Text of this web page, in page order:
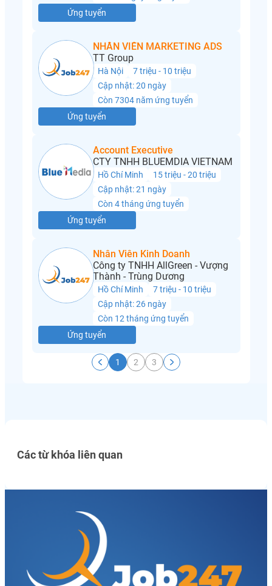
Ứng tuyển
NHÂN VIÊN MARKETING ADS
TT Group
Hà Nội
7 triệu - 10 triệu
Cập nhật: 20 ngày
Còn 7304 năm ứng tuyển
Ứng tuyển
Account Executive
CTY TNHH BLUEMDIA VIETNAM
Hồ Chí Minh
15 triệu - 20 triệu
Cập nhật: 21 ngày
Còn 4 tháng ứng tuyển
Ứng tuyển
Nhân Viên Kinh Doanh
Công ty TNHH AllGreen - Vượng
Thành - Trùng Dương
Hồ Chí Minh
7 triệu - 10 triệu
Cập nhật: 26 ngày
Còn 12 tháng ứng tuyển
Ứng tuyển
1 2 3
Các từ khóa liên quan